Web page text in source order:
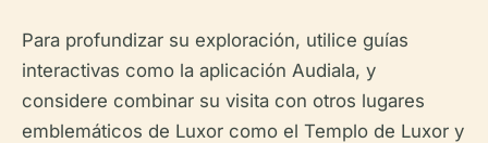
Para profundizar su exploración, utilice guías
interactivas como la aplicación Audiala, y
considere combinar su visita con otros lugares
emblemáticos de Luxor como el Templo de Luxor y